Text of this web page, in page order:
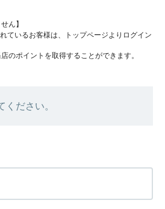
ん】
ているお客様は、トップページよりログイン
のポイントを取得することができます。
ください。